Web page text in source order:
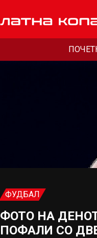
ФУДБАЛ
ФОТО НА
ПОФАЛИ СО